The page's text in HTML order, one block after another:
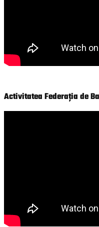
Activitatea Federația de